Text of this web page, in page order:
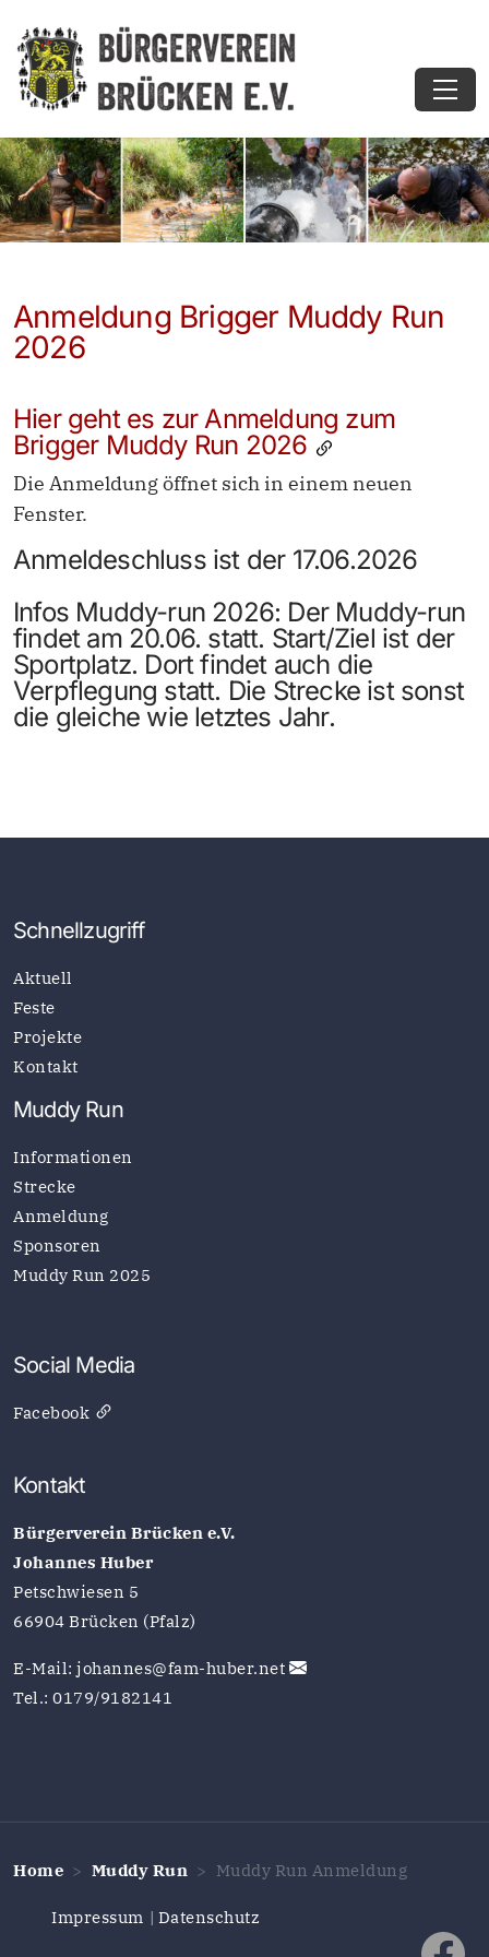
Anmeldung Brigger Muddy Run
2026
Hier geht es zur Anmeldung zum
Brigger Muddy Run 2026
Die Anmeldung öffnet sich in einem neuen
Fenster.
Anmeldeschluss ist der 17.06.2026
Infos Muddy-run 2026: Der Muddy-run
findet am 20.06. statt. Start/Ziel ist der
Sportplatz. Dort findet auch die
Verpflegung statt. Die Strecke ist sonst
die gleiche wie letztes Jahr.
Schnellzugriff
Aktuell
Feste
Projekte
Kontakt
Muddy Run
Informationen
Strecke
Anmeldung
Sponsoren
Muddy Run 2025
Social Media
Facebook
Kontakt
Bürgerverein Brücken e.V.
Johannes Huber
Petschwiesen 5
66904 Brücken (Pfalz)
E-Mail: johannes@fam-huber.net
Tel.: 0179/9182141
Home Muddy Run Muddy Run Anmeldung
Impressum Datenschutz